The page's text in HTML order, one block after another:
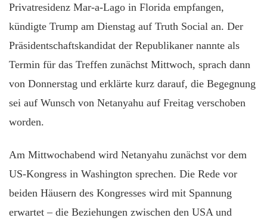
Privatresidenz Mar-a-Lago in Florida empfangen,
kündigte Trump am Dienstag auf Truth Social an. Der
Präsidentschaftskandidat der Republikaner nannte als
Termin für das Treffen zunächst Mittwoch, sprach dann
von Donnerstag und erklärte kurz darauf, die Begegnung
sei auf Wunsch von Netanyahu auf Freitag verschoben
worden.
Am Mittwochabend wird Netanyahu zunächst vor dem
US-Kongress in Washington sprechen. Die Rede vor
beiden Häusern des Kongresses wird mit Spannung
erwartet – die Beziehungen zwischen den USA und